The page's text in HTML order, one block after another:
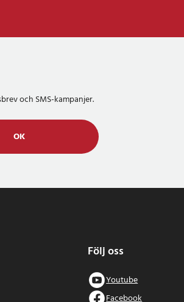
och SMS-kampanjer.
OK
Följ oss
Youtube
Facebook